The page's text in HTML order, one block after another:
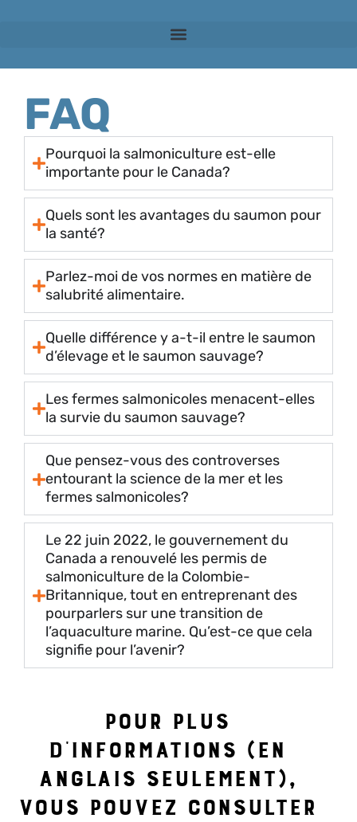
FAQ
Pourquoi la salmoniculture est-elle
importante pour le Canada?
Quels sont les avantages du saumon pour
la santé?
Parlez-moi de vos normes en matière de
salubrité alimentaire.
Quelle différence y a-t-il entre le saumon
d’élevage et le saumon sauvage?
Les fermes salmonicoles menacent-elles
la survie du saumon sauvage?
Que pensez-vous des controverses
entourant la science de la mer et les
fermes salmonicoles?
Le 22 juin 2022, le gouvernement du
Canada a renouvelé les permis de
salmoniculture de la Colombie-
Britannique, tout en entreprenant des
pourparlers sur une transition de
l’aquaculture marine. Qu’est-ce que cela
signifie pour l’avenir?
Pour plus
d’informations (en
anglais seulement),
vous pouvez consulter